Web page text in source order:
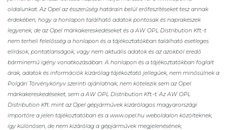
oldalunkat. Az Opel az ésszerűség határain belül erőfeszítéseket tesz annak
érdekében, hogy a honlapon található adatok pontosak és naprakészek
legyenek, de az Opel márkakereskedéseket és a AW OPL Distribution Kft.-t
nem terheli felelősség a honlapon és a tájékoztatókban található esetleges
elírások, pontatlanságok, vagy nem aktuális adatok és az azokból eredő
bárminemű igény vonatkozásában. A honlapon és a tájékoztatókban foglalt
árak, adatok és információk kizárólag tájékoztató jellegűek, nem minősülnek a
Polgári Törvénykönyv szerinti ajánlatnak, nem kötelezik sem az Opel
márkakereskedéseket, sem a AW OPL Distribution Kft.-t. Az AW OPL
Distribution Kft. mint az Opel gépjárművek kizárólagos magyarországi
importőre a jelen tájékoztatóban és a www.opel.hu weboldalon közölteknek,
így különösen, de nem kizárólag a gépjárművek megjelenésének,